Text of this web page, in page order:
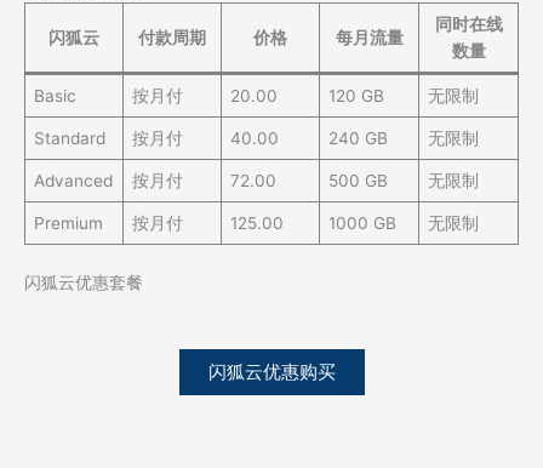
闪狐云 付款周期 价格 每月流量
同时在线
数量
Basic 按月付 20.00 120 GB 无限制
Standard 按月付 40.00 240 GB 无限制
Advanced 按月付 72.00 500 GB 无限制
Premium 按月付 125.00 1000 GB 无限制
闪狐云优惠套餐
闪狐云优惠购买